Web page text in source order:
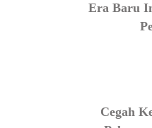
Era Baru
Cegah